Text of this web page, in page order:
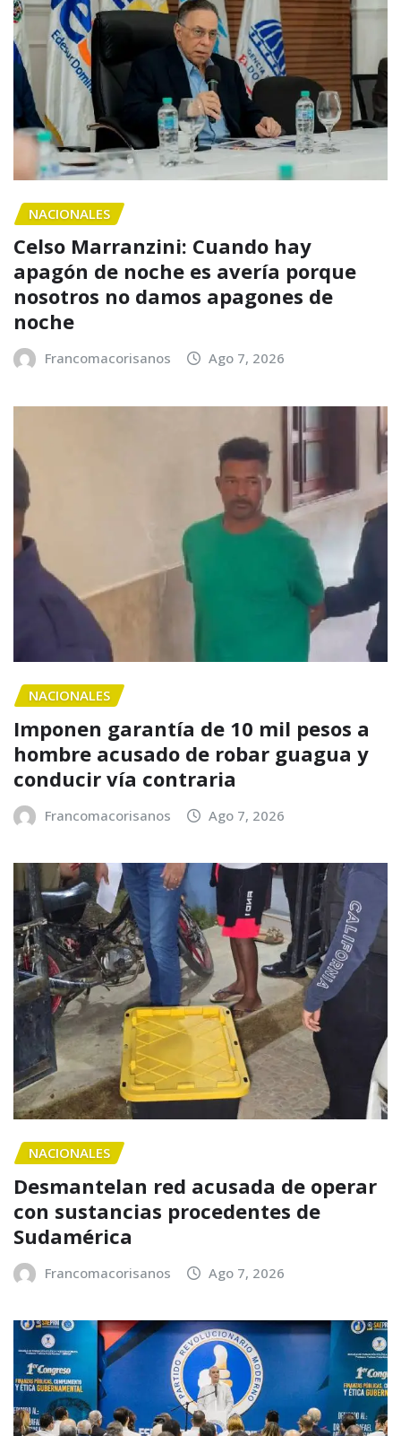
NACIONALES
Celso Marranzini: Cuando hay
apagón de noche es avería porque
nosotros no damos apagones de
noche
Francomacorisanos Ago 7, 2026
NACIONALES
Imponen garantía de 10 mil pesos a
hombre acusado de robar guagua y
conducir vía contraria
Francomacorisanos Ago 7, 2026
NACIONALES
Desmantelan red acusada de operar
con sustancias procedentes de
Sudamérica
Francomacorisanos Ago 7, 2026